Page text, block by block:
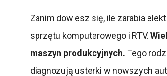
Zanim dowiesz się, ile zarabia
sprzętu komputerowego i RTV.
maszyn produkcyjnych. Tego
diagnozują usterki w nowszych